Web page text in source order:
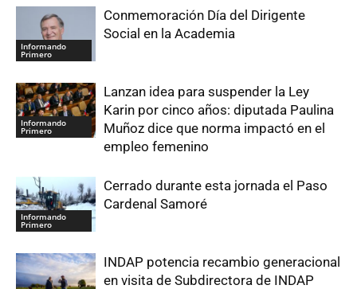
Informando
Primero
Conmemoración Día del Dirigente
Social en la Academia
Informando
Primero
Lanzan idea para suspender la Ley
Karin por cinco años: diputada Paulina
Muñoz dice que norma impactó en el
empleo femenino
Informando
Primero
Cerrado durante esta jornada el Paso
Cardenal Samoré
INDAP potencia recambio generacional
en visita de Subdirectora de INDAP